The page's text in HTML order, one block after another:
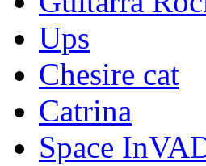
Ups
Chesire cat
Catrina
Space